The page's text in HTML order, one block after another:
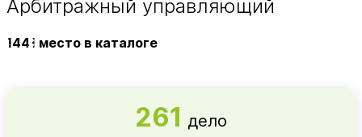
Арбитражный управляющий
1441 место в каталоге
261 дело